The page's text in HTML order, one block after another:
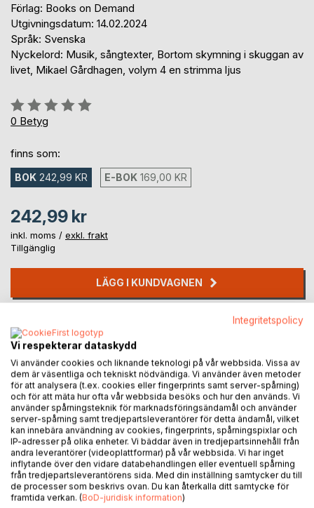
Förlag: Books on Demand
Utgivningsdatum: 14.02.2024
Språk: Svenska
Nyckelord: Musik, sångtexter, Bortom skymning i skuggan av
livet, Mikael Gårdhagen, volym 4 en strimma ljus
Betyg::
0%
0 Betyg
finns som:
BOK 242,99 KR E-BOK 169,00 KR
242,99 kr
inkl. moms / exkl. frakt
Tillgänglig
LÄGG I KUNDVAGNEN
Recensera titel
BESKRIVNING
Boken innehåller texter med ackord skrivna av Mikael
Gårdhagen
Integritetspolicy
Vi respekterar dataskydd
Vi använder cookies och liknande teknologi på vår webbsida. Vissa av
dem är väsentliga och tekniskt nödvändiga. Vi använder även metoder
för att analysera (t.ex. cookies eller fingerprints samt server-spårning)
och för att mäta hur ofta vår webbsida besöks och hur den används. Vi
använder spårningsteknik för marknadsföringsändamål och använder
server-spårning samt tredjepartsleverantörer för detta ändamål, vilket
kan innebära användning av cookies, fingerprints, spårningspixlar och
IP-adresser på olika enheter. Vi bäddar även in tredjepartsinnehåll från
andra leverantörer (videoplattformar) på vår webbsida. Vi har inget
inflytande över den vidare databehandlingen eller eventuell spårning
från tredjepartsleverantörens sida. Med din inställning samtycker du till
de processer som beskrivs ovan. Du kan återkalla ditt samtycke för
framtida verkan. (BoD-juridisk information)